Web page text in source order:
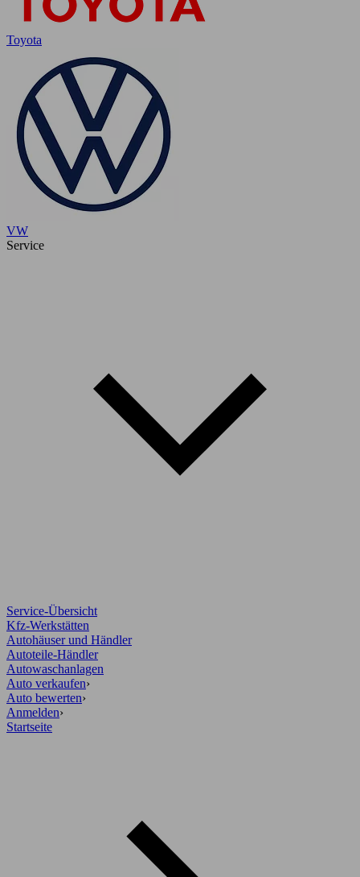
Toyota
VW
Service
Service-Übersicht
Kfz-Werkstätten
Autohäuser und Händler
Autoteile-Händler
Autowaschanlagen
Auto verkaufen›
Auto bewerten›
Anmelden›
Startseite